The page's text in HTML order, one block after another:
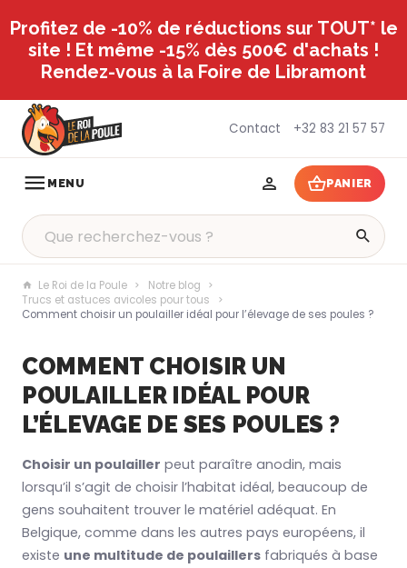
Profitez de -10% de réductions sur TOUT* le
site ! Et même -15% dès 500€ d'achats !
Rendez-vous à la Foire de Libramont
Contact +32 83 21 57 57
MENU PANIER
Le Roi de la Poule
Notre blog
Trucs et astuces avicoles pour tous
Comment choisir un poulailler idéal pour l’élevage de ses poules ?
COMMENT CHOISIR UN
POULAILLER IDÉAL POUR
L’ÉLEVAGE DE SES POULES ?
Choisir un poulailler peut paraître anodin, mais
lorsqu’il s’agit de choisir l’habitat idéal, beaucoup de
gens souhaitent trouver le matériel adéquat. En
Belgique, comme dans les autres pays européens, il
existe une multitude de poulaillers fabriqués à base